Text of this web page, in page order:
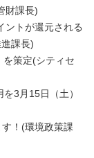
財課長)
ントが還元される
課長)
策定(シティセ
3月15日（土）
！(環境政策課